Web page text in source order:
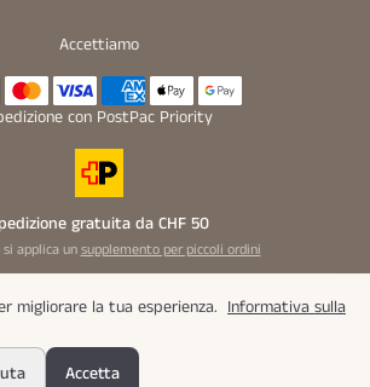
Accettiamo
con PostPac Priority
gratuita da CHF 50
applica unsupplemento per piccoli ordini
GmbH. Tutti i diritti riservati.
migliorare la tua esperienza. Informativa sulla
Accetta